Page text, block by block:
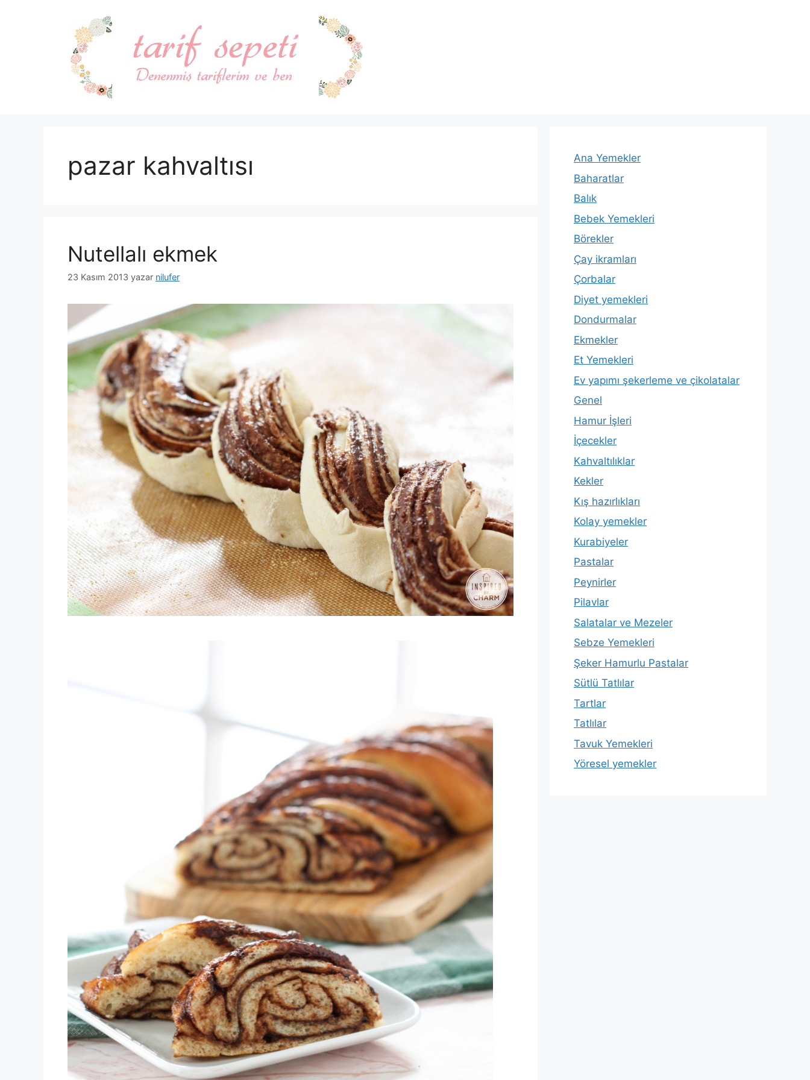
pazar kahvaltısı
Nutellalı ekmek
23 Kasım 2013 yazar nilufer
Ana Yemekler
Baharatlar
Balık
Bebek Yemekleri
Börekler
Çay ikramları
Çorbalar
Diyet yemekleri
Dondurmalar
Ekmekler
Et Yemekleri
Ev yapımı şekerleme ve çikolatalar
Genel
Hamur İşleri
İçecekler
Kahvaltılıklar
Kekler
Kış hazırlıkları
Kolay yemekler
Kurabiyeler
Pastalar
Peynirler
Pilavlar
Salatalar ve Mezeler
Sebze Yemekleri
Şeker Hamurlu Pastalar
Sütlü Tatlılar
Tartlar
Tatlılar
Tavuk Yemekleri
Yöresel yemekler